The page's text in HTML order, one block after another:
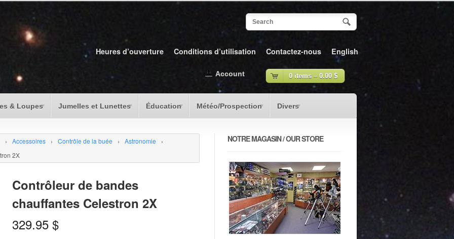
Heures d’ouverture Conditions d’utilisation Contactez-nous English
& Loupes Jumelles et Lunettes Éducation Météo/Prospection Divers
0 items – 0.00 $
Account
› Accessoires › Contrôle de la buée › Astronomie
›
2X
Contrôleur de bandes
chauffantes Celestron 2X
329.95 $
NOTRE MAGASIN / OUR STORE